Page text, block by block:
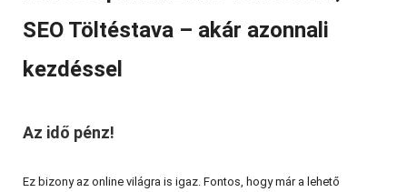
SEO Töltéstava – akár azonnali
kezdéssel
Az idő pénz!
Ez bizony az online világra is igaz. Fontos, hogy már a lehető